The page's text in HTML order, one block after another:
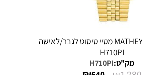
שעון MATHEY TISSOT מטיי טיסוט לגבר/לאישה
H710PI
מק"ט:H710PI